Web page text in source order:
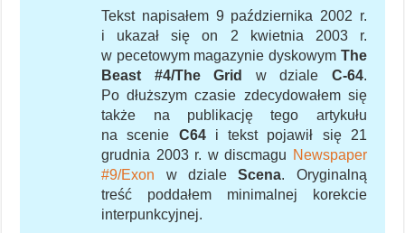
Tekst napisałem 9 października 2002 r.
i ukazał się on 2 kwietnia 2003 r.
w pecetowym magazynie dyskowym The
Beast #4/The Grid
w dziale C-64.
Po dłuższym czasie zdecydowałem się
także na publikację tego artykułu
na scenie C64i tekst pojawił się 21
grudnia 2003 r. w discmagu Newspaper
#9/Exon w dzialeScena. Oryginalną
treść poddałem minimalnej korekcie
interpunkcyjnej.